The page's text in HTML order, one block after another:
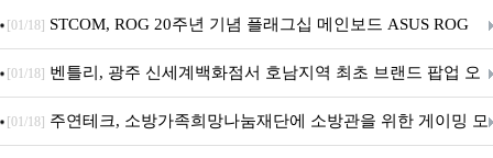
[01/18] STCOM, ROG 20주년 기념 플래그십 메인보드 ASUS ROG
Crosshair X870E EDITION 20 국내 출시 예정
[01/18] 벤틀리, 광주 신세계백화점서 호남지역 최초 브랜드 팝업 오
픈
[01/18] 주연테크, 소방가족희망나눔재단에 소방관을 위한 게이밍 모